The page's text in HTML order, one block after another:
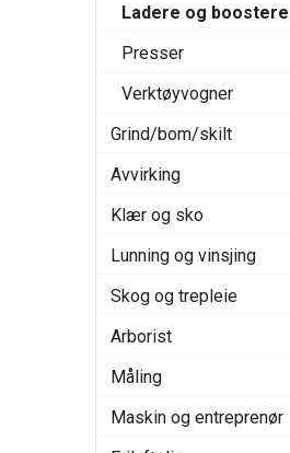
Ladere og boostere
Presser
Verktøyvogner
Grind/bom/skilt
Avvirking
Klær og sko
Lunning og vinsjing
Skog og trepleie
Arborist
Måling
Maskin og entreprenør